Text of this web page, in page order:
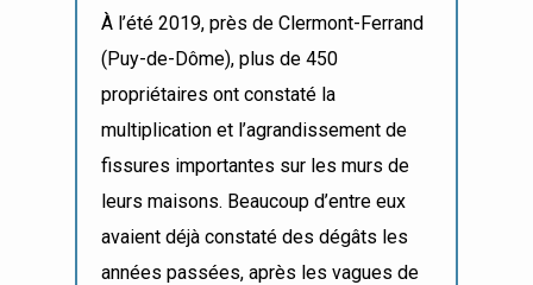
À l’été 2019, près de Clermont-Ferrand
(Puy-de-Dôme), plus de 450
propriétaires ont constaté la
multiplication et l’agrandissement de
fissures importantes sur les murs de
leurs maisons. Beaucoup d’entre eux
avaient déjà constaté des dégâts les
années passées, après les vagues de